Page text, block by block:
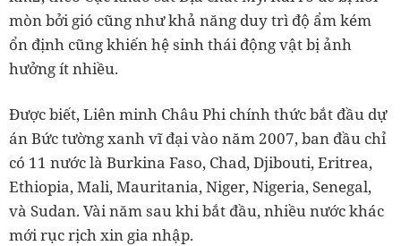
mòn bởi gió cũng như khả năng duy trì độ ẩm kém
ổn định cũng khiến hệ sinh thái động vật bị ảnh
hưởng ít nhiều.
Được biết, Liên minh Châu Phi chính thức bắt đầu dự
án Bức tường xanh vĩ đại vào năm 2007, ban đầu chỉ
có 11 nước là Burkina Faso, Chad, Djibouti, Eritrea,
Ethiopia, Mali, Mauritania, Niger, Nigeria, Senegal,
và Sudan. Vài năm sau khi bắt đầu, nhiều nước khác
mới rục rịch xin gia nhập.